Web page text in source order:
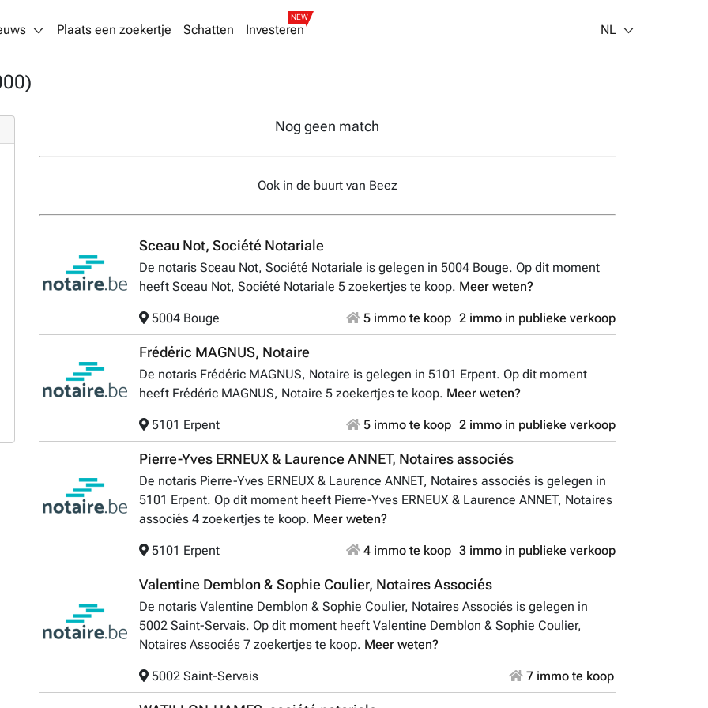
Plaats een zoekertje Schatten Investeren
NEW
NL
Nog geen match
Ook in de buurt van Beez
Sceau Not, Société Notariale
De notaris Sceau Not, Société Notariale is gelegen in 5004 Bouge. Op dit moment
heeft Sceau Not, Société Notariale 5 zoekertjes te koop. Meer weten?
5004 Bouge 5 immo te koop 2 immo in publieke verkoop
Frédéric MAGNUS, Notaire
De notaris Frédéric MAGNUS, Notaire is gelegen in 5101 Erpent. Op dit moment
heeft Frédéric MAGNUS, Notaire 5 zoekertjes te koop. Meer weten?
5101 Erpent 5 immo te koop 2 immo in publieke verkoop
Pierre-Yves ERNEUX & Laurence ANNET, Notaires associés
De notaris Pierre-Yves ERNEUX & Laurence ANNET, Notaires associés is gelegen in
5101 Erpent. Op dit moment heeft Pierre-Yves ERNEUX & Laurence ANNET, Notaires
associés 4 zoekertjes te koop. Meer weten?
5101 Erpent 4 immo te koop 3 immo in publieke verkoop
Valentine Demblon & Sophie Coulier, Notaires Associés
De notaris Valentine Demblon & Sophie Coulier, Notaires Associés is gelegen in
5002 Saint-Servais. Op dit moment heeft Valentine Demblon & Sophie Coulier,
Notaires Associés 7 zoekertjes te koop. Meer weten?
5002 Saint-Servais 7 immo te koop